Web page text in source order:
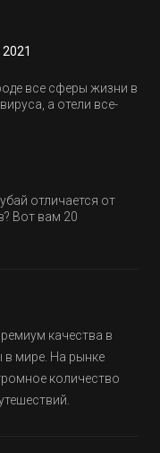
все сферы жизни в
а отели все-
дают промо-
отличается от
Вот вам 20
качества в
в мире. На рынке
количество